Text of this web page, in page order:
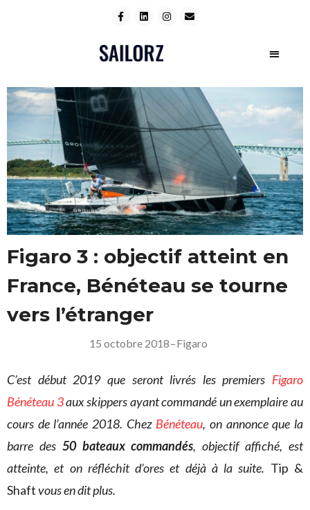
Figaro 3 : objectif atteint en
France, Bénéteau se tourne
vers l’étranger
15 octobre 2018–Figaro
C’est début 2019 que seront livrés les premiers Figaro
Bénéteau 3aux skippers ayant commandé un exemplaire au
cours de l’année 2018. Chez Bénéteau, on annonce que la
barre des 50 bateaux commandés, objectif affiché, est
atteinte, et on réfléchit d’ores et déjà à la suite. Tip &
Shaftvous en dit plus.